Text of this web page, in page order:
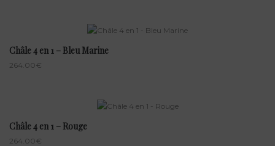
Châle 4 en 1 – Bleu Marine
264.00€
Châle 4 en 1 – Rouge
264.00€